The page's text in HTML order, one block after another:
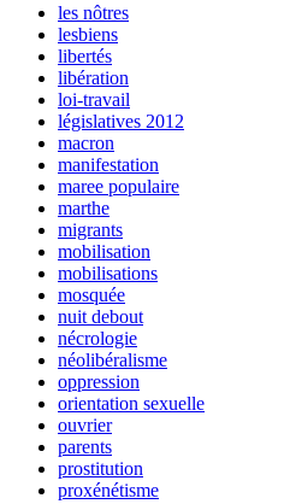
les nôtres
lesbiens
libertés
libération
loi-travail
législatives 2012
macron
manifestation
maree populaire
marthe
migrants
mobilisation
mobilisations
mosquée
nuit debout
nécrologie
néolibéralisme
oppression
orientation sexuelle
ouvrier
parents
prostitution
proxénétisme